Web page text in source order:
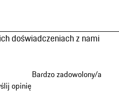
doświadczeniach z nami
Bardzo zadowolony/a
opinię